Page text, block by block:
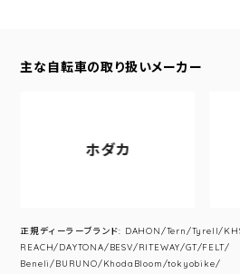
主な自転車の取り扱いメーカー
ホダカ
正規ディーラーブランド: DAHON/Tern/Tyrell/
REACH/DAYTONA/BESV/RITEWAY/GT/FELT/
Beneli/BURUNO/KhodaBloom/tokyobike/